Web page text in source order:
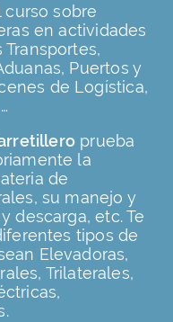
curso sobre
en actividades
Puertos y
de Logística,
prueba
la
de
su manejo y
descarga, etc. Te
tipos de
Elevadoras,
Trilaterales,